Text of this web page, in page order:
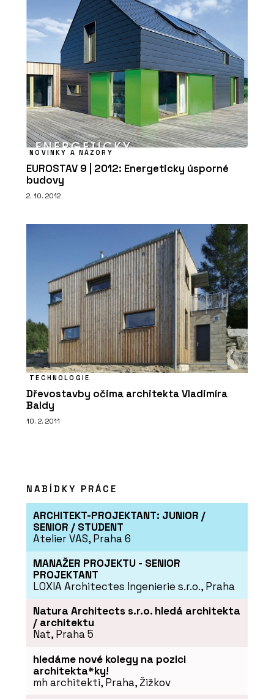
NOVINKY A NÁZORY
EUROSTAV 9 | 2012: Energeticky úsporné
budovy
2. 10. 2012
TECHNOLOGIE
Dřevostavby očima architekta Vladimíra
Baldy
10. 2. 2011
NABÍDKY PRÁCE
ARCHITEKT-PROJEKTANT: JUNIOR /
SENIOR / STUDENT
Atelier VAS, Praha 6
MANAŽER PROJEKTU - SENIOR
PROJEKTANT
LOXIA Architectes Ingenierie s.r.o., Praha
Natura Architects s.r.o. hledá architekta
/ architektu
Nat, Praha 5
hledáme nové kolegy na pozici
architekta*ky!
mh architekti, Praha, Žižkov